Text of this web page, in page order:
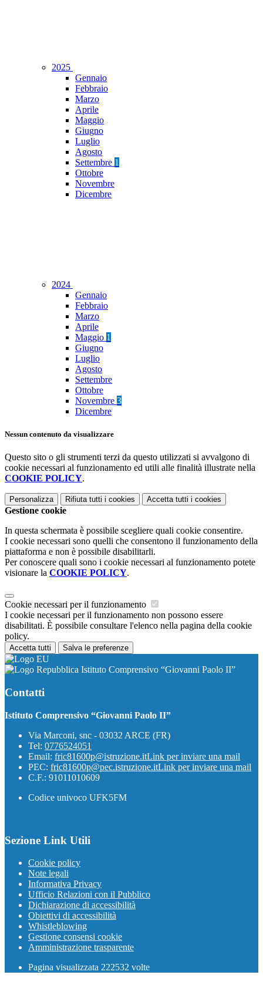
2025
Gennaio
Febbraio
Marzo
Aprile
Maggio
Giugno
Luglio
Agosto
Settembre 1
Ottobre
Novembre
Dicembre
2024
Gennaio
Febbraio
Marzo
Aprile
Maggio 1
Giugno
Luglio
Agosto
Settembre
Ottobre
Novembre 3
Dicembre
Nessun contenuto da visualizzare
Questo sito o gli strumenti terzi da questo utilizzati si avvalgono di
cookie necessari al funzionamento ed utili alle finalità illustrate nella
COOKIE POLICY.
Personalizza Rifiuta tutti i cookies Accetta tutti i cookies
Gestione cookie
In questa schermata è possibile scegliere quali cookie consentire.
I cookie necessari sono quelli che consentono il funzionamento della
piattaforma e non è possibile disabilitarli.
Per conoscere quali sono i cookie necessari al funzionamento potete
visionare la COOKIE POLICY.
Cookie necessari per il funzionamento
I cookie necessari per il funzionamento non possono essere
disabilitati. È possibile consultare l'elenco nella pagina della cookie
policy.
Accetta tutti Salva le preferenze
Istituto Comprensivo “Giovanni Paolo II”
Contatti
Istituto Comprensivo “Giovanni Paolo II”
Via Marconi, snc - 03032 ARCE (FR)
Tel: 0776524051
Email: fric81600p@istruzione.itLink per inviare una mail
PEC: fric81600p@pec.istruzione.itLink per inviare una mail
C.F.: 91011010609
Codice univoco UFK5FM
Sezione Link Utili
Cookie policy
Note legali
Informativa Privacy
Ufficio Relazioni con il Pubblico
Dichiarazione di accessibilità
Obiettivi di accessibilità
Whistleblowing
Gestione consensi cookie
Amministrazione trasparente
Pagina visualizzata 222532 volte